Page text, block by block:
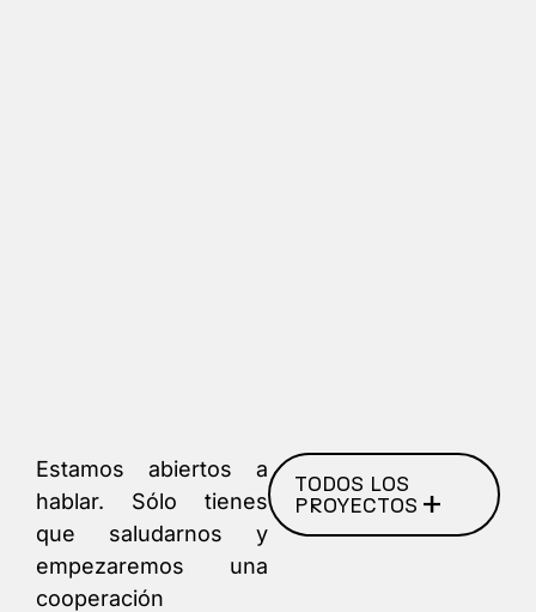
Estamos abiertos a
hablar. Sólo tienes
que saludarnos y
empezaremos una
cooperación
TODOS LOS
PROYECTOS